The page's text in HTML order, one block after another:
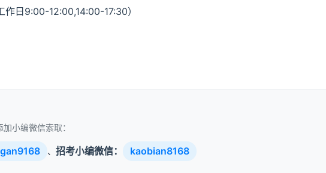
日9:00-12:00,14:00-17:30）
小编微信索取：
、 招考小编微信： kaobian8168